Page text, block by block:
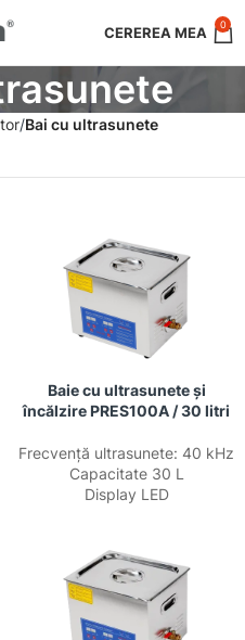
0
Bai cu ultrasunete
Baie cu ultrasunete și
încălzire PRES100A / 30 litri
Frecvență ultrasunete: 40 kHz
Capacitate 30 L
Display LED